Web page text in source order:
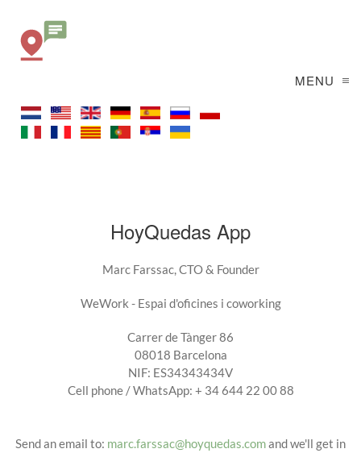
MENU
HoyQuedas App
Marc Farssac, CTO & Founder
WeWork - Espai d'oficines i coworking
Carrer de Tànger 86
08018 Barcelona
NIF: ES34343434V
Cell phone / WhatsApp: + 34 644 22 00 88
Send an email to: marc.farssac@hoyquedas.comand we'll get in